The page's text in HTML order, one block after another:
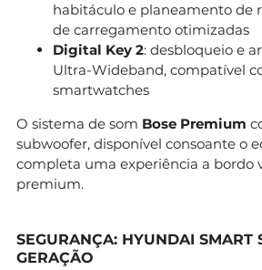
habitáculo e planeamento de
de carregamento otimizadas
Digital Key 2: desbloqueio e
Ultra-Wideband, compatível
smartwatches
O sistema de som Bose Premium
subwoofer, disponível consoante o
completa uma experiência a bordo
premium.
SEGURANÇA: HYUNDAI SMART
GERAÇÃO